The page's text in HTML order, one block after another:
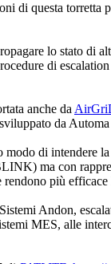
di questa torretta
lo stato di
di
anche da
da
modo di intendere
ma con
rendono più
Andon,
MES, alle